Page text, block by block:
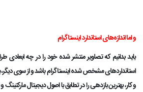
و اما اندازه‌های استاندارد اینستاگرام
باید بدانیم که تصاویر منتشر شده خود را در چه ابعادی
استانداردهای مشخص شدهاینستاگرامباشد و از سوی
و کار، بهترین بازدهی را در تطابق با اصول دیجیتال